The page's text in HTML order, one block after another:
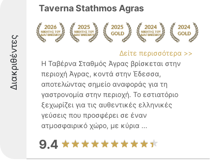
Διακριθέντες
Taverna Stathmos Agras
Δείτε περισσότερα >>
Η Ταβέρνα Σταθμός Άγρας βρίσκεται στην
περιοχή Άγρας, κοντά στην Έδεσσα,
αποτελώντας σημείο αναφοράς για τη
γαστρονομία στην περιοχή. Το εστιατόριο
ξεχωρίζει για τις αυθεντικές ελληνικές
γεύσεις που προσφέρει σε έναν
ατμοσφαιρικό χώρο, με κύρια ...
9.4